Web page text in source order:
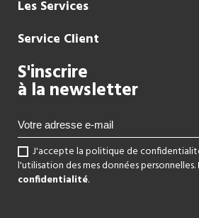
Les Services
Service Client
S'inscrire
à la newsletter
J'accepte la politique de
l'utilisation des mes données personnelles.
confidentialité.